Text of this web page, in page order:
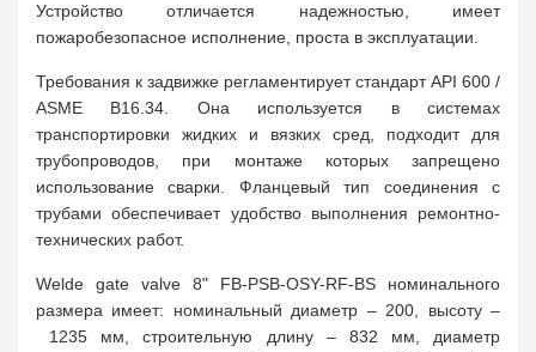
Устройство отличается надежностью, имеет
пожаробезопасное исполнение, проста в эксплуатации.
Требования к задвижке регламентирует стандарт API 600 /
ASME B16.34. Она используется в системах
транспортировки жидких и вязких сред, подходит для
трубопроводов, при монтаже которых запрещено
использование сварки. Фланцевый тип соединения с
трубами обеспечивает удобство выполнения ремонтно-
технических работ.
Welde gate valve 8" FB-PSB-OSY-RF-BS номинального
размера имеет: номинальный диаметр – 200, высоту –
1235 мм, строительную длину – 832 мм, диаметр